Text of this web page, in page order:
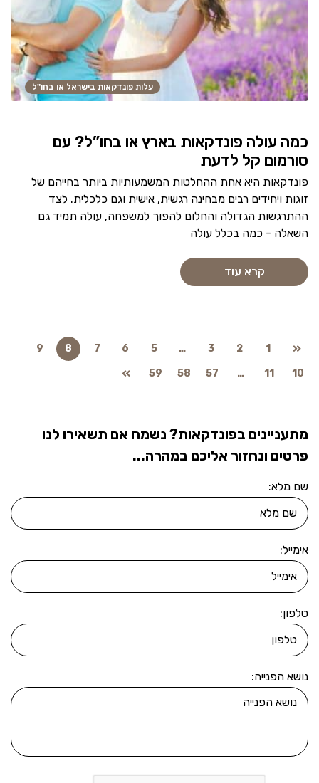
עלות פונדקאות בישראל או בחו"ל
כמה עולה פונדקאות בארץ או בחו”ל? עם
סורמום קל לדעת
פונדקאות היא אחת ההחלטות המשמעותיות ביותר בחייהם של
זוגות ויחידים רבים מבחינה רגשית, אישית וגם כלכלית. לצד
ההתרגשות הגדולה והחלום להפוך למשפחה, עולה תמיד גם
השאלה - כמה בכלל עולה
קרא עוד
1
2
3
…
5
6
7
8
9
10
11
…
57
58
59
מתעניינים בפונדקאות? נשמח אם תשאירו לנו
פרטים ונחזור אליכם במהרה...
שם מלא:
אימייל:
טלפון:
נושא הפנייה: